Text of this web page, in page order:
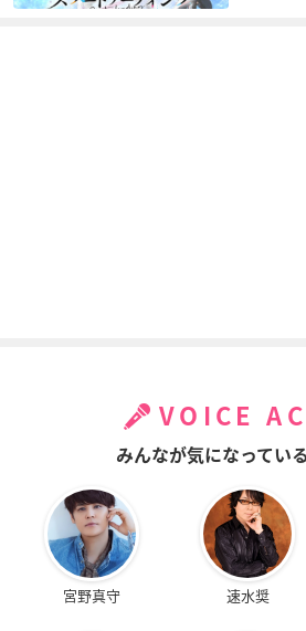
VOICE
みんなが気になってい
宮野真守 速水奨